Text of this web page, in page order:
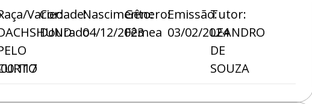
Variedade:
Cor:
Dourado
Nascimento:
04/12/2023
Gênero:
Fêmea
Emissão:
03/02/2024
Tutor:
LEANDRO
DE
SOUZA